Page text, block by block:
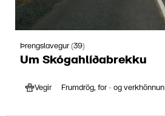
Þrengslavegur (39)
Um Skógahlíðabrekku
Vegir Frumdrög, for - og verkhönnun